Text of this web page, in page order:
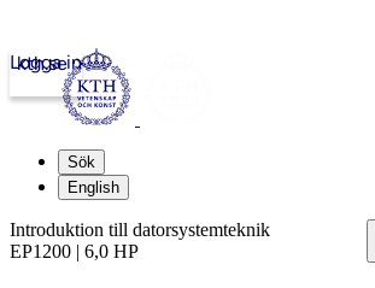
kth.se
Logga in
Sök
English
Introduktion till datorsystemteknik
EP1200 | 6,0 HP